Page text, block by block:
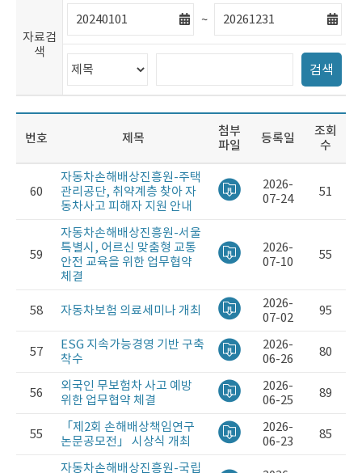
자료검
색
자
료
검
색
시
작
일
~
자
료
검
색
지
막
일
검
색
범
선
검
어
력
검색
번호 제목
첨부
파일
등록일
조회
수
60
자동차손해배상진흥원-주택
관리공단, 취약계층 찾아 자
동차사고 피해자 지원 안내
2026-
07-24
51
59
자동차손해배상진흥원-서울
특별시, 어르신 맞춤형 교통
안전 교육을 위한 업무협약
체결
2026-
07-10
55
58 자동차보험 의료세미나 개최
2026-
07-02
95
57
ESG 지속가능경영 기반 구축
착수
2026-
06-26
80
56
외국인 무보험차 사고 예방
위한 업무협약 체결
2026-
06-25
89
55
「제2회 손해배상책임연구
논문공모전」 시상식 개최
2026-
06-23
85
자동차손해배상진흥원-국립